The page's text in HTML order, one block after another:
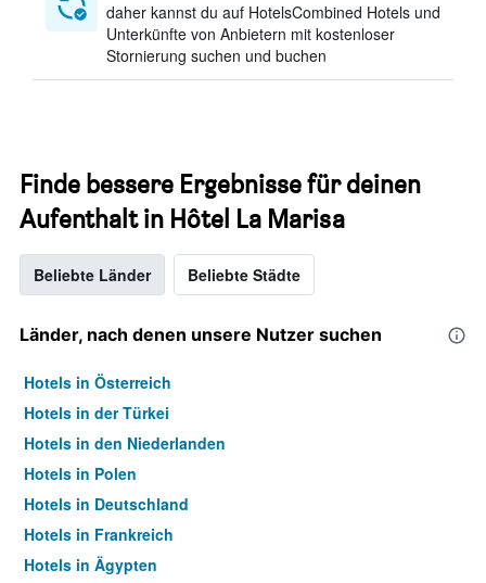
daher kannst du auf HotelsCombined Hotels und
Unterkünfte von Anbietern mit kostenloser
Stornierung suchen und buchen
Finde bessere Ergebnisse für deinen
Aufenthalt in Hôtel La Marisa
Beliebte Länder Beliebte Städte
Länder, nach denen unsere Nutzer suchen
Hotels in Österreich
Hotels in der Türkei
Hotels in den Niederlanden
Hotels in Polen
Hotels in Deutschland
Hotels in Frankreich
Hotels in Ägypten